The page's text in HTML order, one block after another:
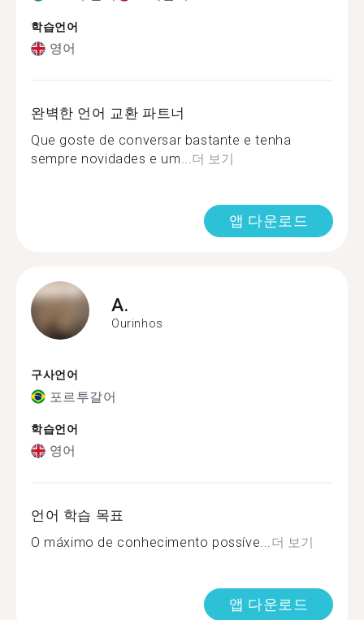
학습언어
영어
완벽한 언어 교환 파트너
Que goste de conversar bastante e tenha
sempre novidades e um...더 보기
앱 다운로드
A.
Ourinhos
구사언어
포르투갈어
학습언어
영어
언어 학습 목표
O máximo de conhecimento possíve...더 보기
앱 다운로드